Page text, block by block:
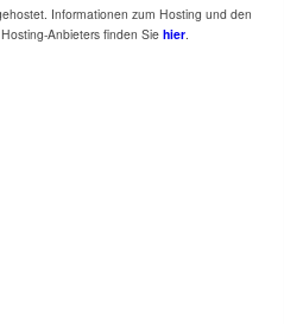
Informationen zum Hosting und den
Anbieters finden Sie hier.